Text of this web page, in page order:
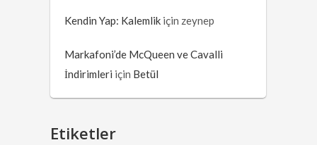
Kendin Yap: Kalemlik için zeynep
Markafoni’de McQueen ve Cavalli
İndirimleri için Betül
Etiketler